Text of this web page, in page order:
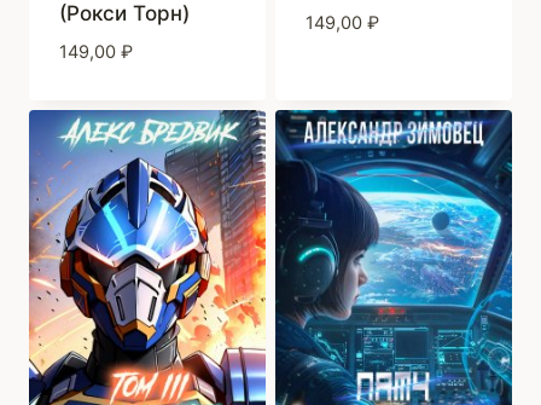
(Рокси Торн)
149,00 ₽
149,00 ₽